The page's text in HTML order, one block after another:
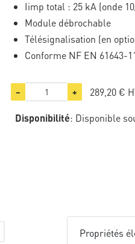
Iimp total : 25 kA (onde
Module débrochable
Télésignalisation (en
Conforme NF EN 61643-
− + 289,20 €
Disponibilité: Disponible
Propriétés